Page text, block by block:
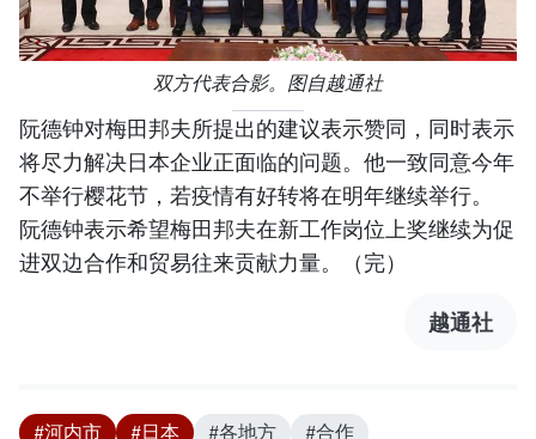
双方代表合影。图自越通社
阮德钟对梅田邦夫所提出的建议表示赞同，同时表示
将尽力解决日本企业正面临的问题。他一致同意今年
不举行樱花节，若疫情有好转将在明年继续举行。
阮德钟表示希望梅田邦夫在新工作岗位上奖继续为促
进双边合作和贸易往来贡献力量。（完）
越通社
#河内市 #日本 #各地方
#合作